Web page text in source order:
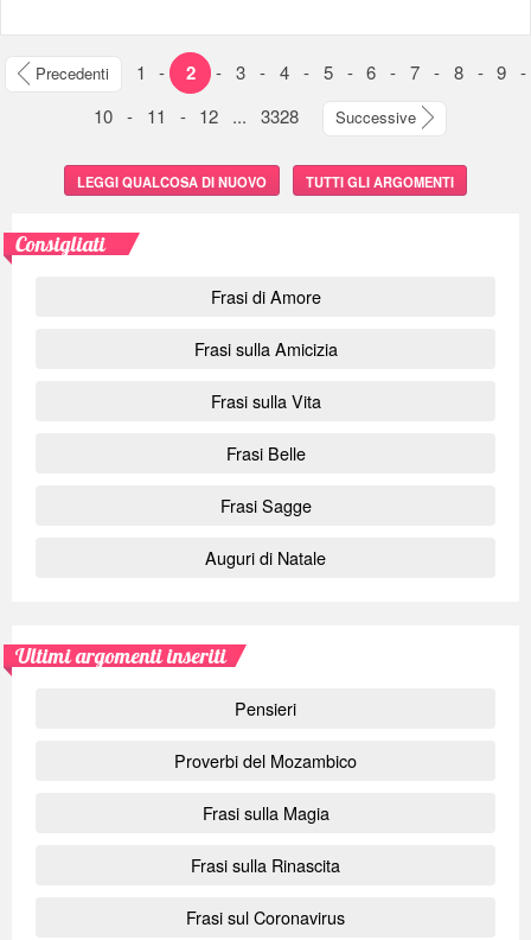
Precedenti 1 - 2 - 3 - 4 - 5 - 6 - 7 - 8 - 9 -
10 - 11 - 12 ... 3328 Successive
LEGGI QUALCOSA DI NUOVO TUTTI GLI ARGOMENTI
Consigliati
Frasi di Amore
Frasi sulla Amicizia
Frasi sulla Vita
Frasi Belle
Frasi Sagge
Auguri di Natale
Ultimi argomenti inseriti
Pensieri
Proverbi del Mozambico
Frasi sulla Magia
Frasi sulla Rinascita
Frasi sul Coronavirus